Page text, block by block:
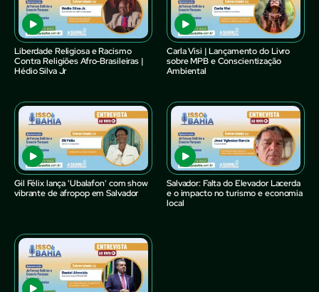
Liberdade Religiosa e Racismo
Contra Religiões Afro-Brasileiras |
Hédio Silva Jr
Carla Visi | Lançamento do Livro
sobre MPB e Conscientização
Ambiental
Gil Félix lança 'Ubalafon' com show
vibrante de afropop em Salvador
Salvador: Falta do Elevador Lacerda
e o impacto no turismo e economia
local